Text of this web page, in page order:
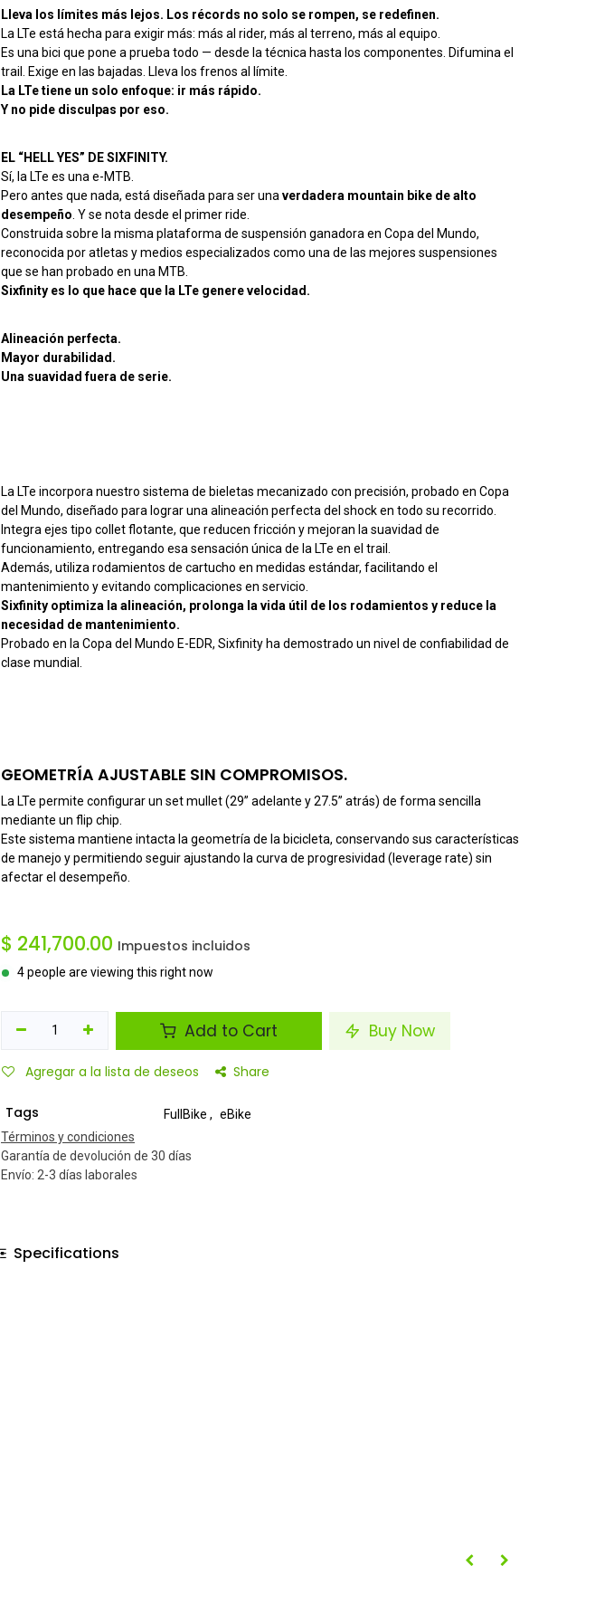
Lleva los límites más lejos. Los récords no solo se rompen, se redefinen.
La LTe está hecha para exigir más: más al rider, más al terreno, más al equipo.
Es una bici que pone a prueba todo — desde la técnica hasta los componentes. Difumina el
trail. Exige en las bajadas. Lleva los frenos al límite.
La LTe tiene un solo enfoque: ir más rápido.
Y no pide disculpas por eso.
EL “HELL YES” DE SIXFINITY.
Sí, la LTe es una e-MTB.
Pero antes que nada, está diseñada para ser unaverdadera mountain bike de alto
desempeño. Y se nota desde el primer ride.
Construida sobre la misma plataforma de suspensión ganadora en Copa del Mundo,
reconocida por atletas y medios especializados como una de las mejores suspensiones
que se han probado en una MTB.
Sixfinity es lo que hace que la LTe genere velocidad.
Alineación perfecta.
Mayor durabilidad.
Una suavidad fuera de serie.
La LTe incorpora nuestro sistema de bieletas mecanizado con precisión, probado en Copa
del Mundo, diseñado para lograr una alineación perfecta del shock en todo su recorrido.
Integra ejes tipo collet flotante, que reducen fricción y mejoran la suavidad de
funcionamiento, entregando esa sensación única de la LTe en el trail.
Además, utiliza rodamientos de cartucho en medidas estándar, facilitando el
mantenimiento y evitando complicaciones en servicio.
Sixfinity optimiza la alineación, prolonga la vida útil de los rodamientos y reduce la
necesidad de mantenimiento.
Probado en la Copa del Mundo E-EDR, Sixfinity ha demostrado un nivel de confiabilidad de
clase mundial.
GEOMETRÍA AJUSTABLE SIN COMPROMISOS.
La LTe permite configurar un set mullet (29” adelante y 27.5” atrás) de forma sencilla
mediante un flip chip.
Este sistema mantiene intacta la geometría de la bicicleta, conservando sus características
de manejo y permitiendo seguir ajustando la curva de progresividad (leverage rate) sin
afectar el desempeño.
$ 241,700.00 Impuestos incluidos
4 people are viewing this right now
Add to Cart Buy Now
Agregar a la lista de deseos Share
Tags FullBike , eBike
Términos y condiciones
Garantía de devolución de 30 días
Envío: 2-3 días laborales
Specifications